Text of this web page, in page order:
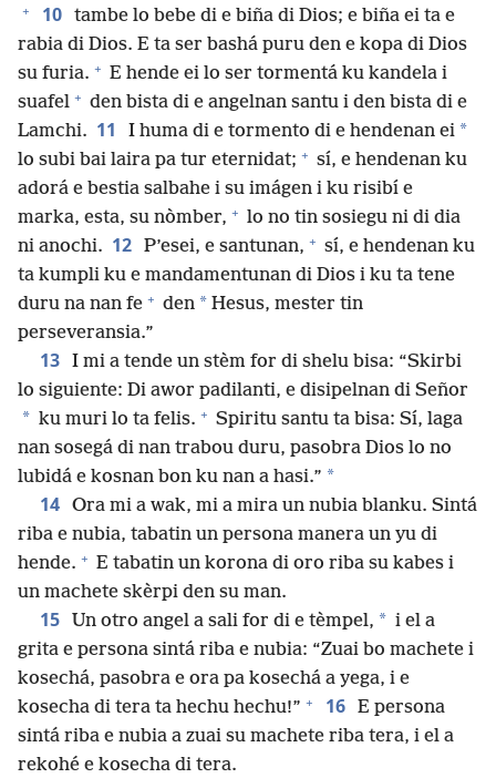
+ 10 tambe lo bebe di e biña di Dios; e biña ei ta e
rabia di Dios. E ta ser bashá puru den e kopa di Dios
su furia. + E hende ei lo ser tormentá ku kandela i
suafel + den bista di e angelnan santu i den bista di e
Lamchi. 11 I huma di e tormento di e hendenan ei *
lo subi bai laira pa tur eternidat; + sí, e hendenan ku
adorá e bestia salbahe i su imágen i ku risibí e
marka, esta, su nòmber, + lo no tin sosiegu ni di dia
ni anochi. 12 P’esei, e santunan, + sí, e hendenan ku
ta kumpli ku e mandamentunan di Dios i ku ta tene
duru na nan fe + den * Hesus, mester tin
perseveransia.”
13 I mi a tende un stèm for di shelu bisa: “Skirbi
lo siguiente: Di awor padilanti, e disipelnan di Señor
* ku muri lo ta felis. + Spiritu santu ta bisa: Sí, laga
nan sosegá di nan trabou duru, pasobra Dios lo no
lubidá e kosnan bon ku nan a hasi.” *
14 Ora mi a wak, mi a mira un nubia blanku. Sintá
riba e nubia, tabatin un persona manera un yu di
hende. + E tabatin un korona di oro riba su kabes i
un machete skèrpi den su man.
15 Un otro angel a sali for di e tèmpel, * i el a
grita e persona sintá riba e nubia: “Zuai bo machete i
kosechá, pasobra e ora pa kosechá a yega, i e
kosecha di tera ta hechu hechu!” + 16 E persona
sintá riba e nubia a zuai su machete riba tera, i el a
rekohé e kosecha di tera.